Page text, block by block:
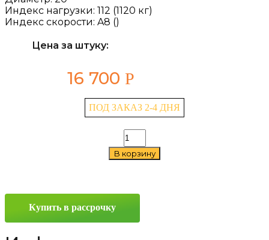
Индекс нагрузки: 112 (1120 кг)
Индекс скорости: A8 ()
Цена за штуку:
16 700 Р
ПОД ЗАКАЗ 2-4 ДНЯ
Количество
товара
Belshina
112A8
В корзину
Купить в рассрочку